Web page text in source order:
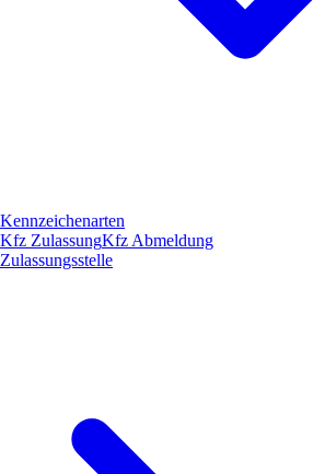
Kennzeichenarten
Kfz ZulassungKfz Abmeldung
Zulassungsstelle